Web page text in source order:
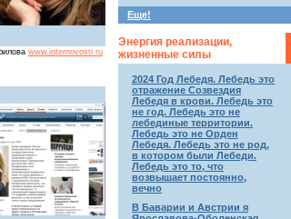
www.internovosti.ru
Еще!
Энергия реализации,
жизненные силы
2024 Год Лебедя. Лебедь это
отражение Созвездия
Лебедя в крови. Лебедь это
не год. Лебедь это не
лебединые территории.
Лебедь это не Орден
Лебедя. Лебедь это не род,
в котором были Лебеди.
Лебедь это то, что
возвышает постоянно,
вечно
В Баварии и Австрии я